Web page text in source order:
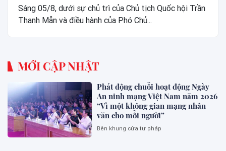
Sáng 05/8, dưới sự chủ trì của Chủ tịch Quốc hội Trần
Thanh Mẫn và điều hành của Phó Chủ...
MỚI CẬP NHẬT
Phát động chuỗi hoạt động Ngày
An ninh mạng Việt Nam năm 2026
“Vì một không gian mạng nhân
văn cho mỗi người”
Bên khung cửa tư pháp